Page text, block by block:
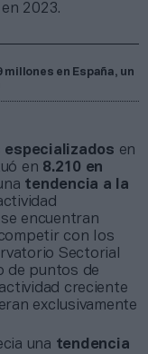
2023.
en España, un
especializados en
en 8.210 en
tendencia a la
encuentran
con los
Sectorial
de puntos de
creciente
exclusivamente
una tendencia